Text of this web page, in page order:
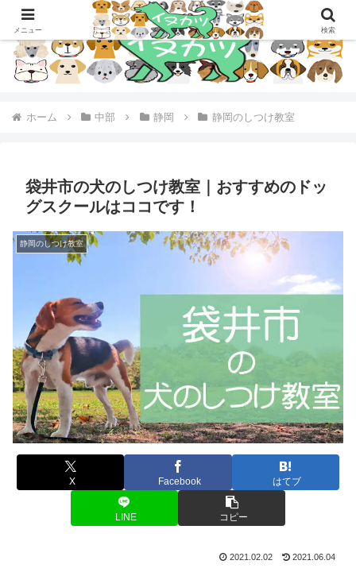
ホーム 中部 静岡 静岡のしつけ教室
袋井市の犬のしつけ教室｜おすすめのドッ
グスクールはココです！
静岡のしつけ教室
X Facebook はてブ
LINE コピー
2021.02.02 2021.06.04
メニュー 検索